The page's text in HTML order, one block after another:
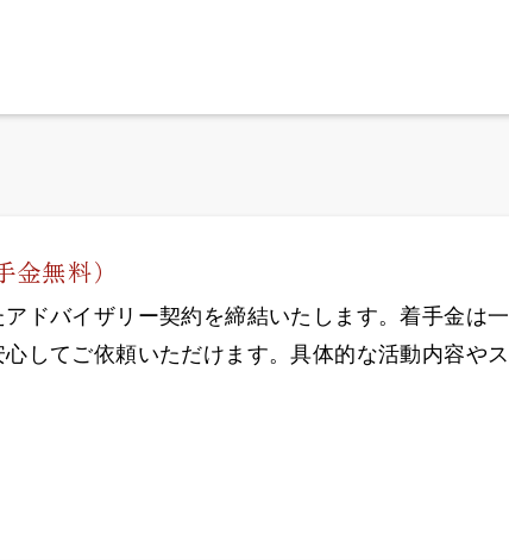
金無料）
ドバイザリー契約を締結いたします。着手金は一
してご依頼いただけます。具体的な活動内容やス